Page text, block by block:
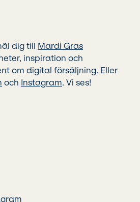
dig till Mardi Gras
inspiration och
om digital försäljning. Eller
och Instagram. Vi ses!